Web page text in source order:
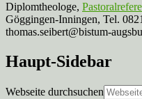
Diplomtheologe,
Göggingen-Inningen, Tel.
thomas.seibert@bistum-
Haupt-Sidebar
Webseite durchsuchen